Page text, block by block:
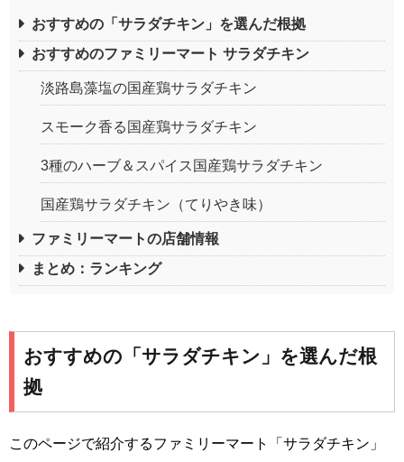
おすすめの「サラダチキン」を選んだ根拠
おすすめのファミリーマート サラダチキン
淡路島藻塩の国産鶏サラダチキン
スモーク香る国産鶏サラダチキン
3種のハーブ＆スパイス国産鶏サラダチキン
国産鶏サラダチキン（てりやき味）
ファミリーマートの店舗情報
まとめ：ランキング
おすすめの「サラダチキン」を選んだ根
拠
このページで紹介するファミリーマート「サラダチキン」